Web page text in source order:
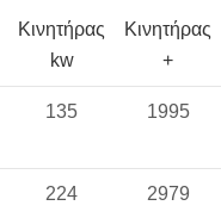
Κινητήρας
kw
Κινητήρας
+
135 1995
224 2979